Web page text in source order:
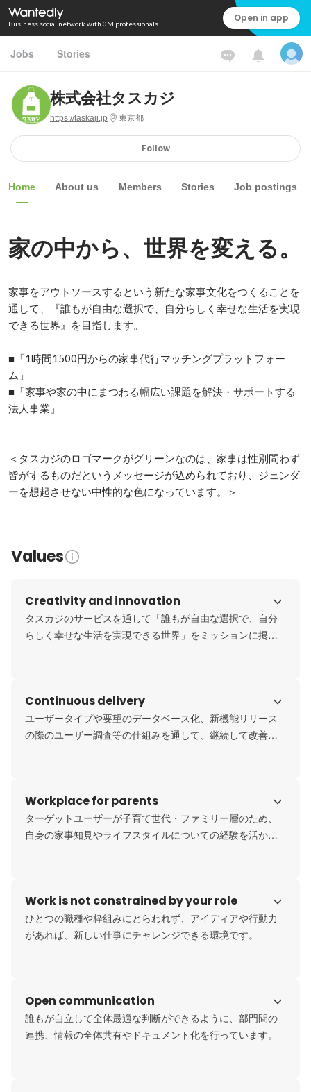
Business social network with 0M professionals Open in app
Jobs Stories
株式会社タスカジ
https://taskaji.jp 東京都
Follow
Home About us Members Stories Job postings
家の中から、世界を変える。
家事をアウトソースするという新たな家事文化をつくることを
通して、『誰もが自由な選択で、自分らしく幸せな生活を実現
できる世界』を目指します。
■「1時間1500円からの家事代行マッチングプラットフォー
ム」
■「家事や家の中にまつわる幅広い課題を解決・サポートする
法人事業」
＜タスカジのロゴマークがグリーンなのは、家事は性別問わず
皆がするものだというメッセージが込められており、ジェンダ
ーを想起させない中性的な色になっています。＞
Values
Creativity and innovation
タスカジのサービスを通して「誰もが自由な選択で、自分
らしく幸せな生活を実現できる世界」をミッションに掲
Continuous delivery
ユーザータイプや要望のデータベース化、新機能リリース
の際のユーザー調査等の仕組みを通して、継続して改善プ
Workplace for parents
ターゲットユーザーが子育て世代・ファミリー層のため、
自身の家事知見やライフスタイルについての経験を活かし
Work is not constrained by your role
ひとつの職種や枠組みにとらわれず、アイディアや行動力
があれば、新しい仕事にチャレンジできる環境です。
Open communication
誰もが自立して全体最適な判断ができるように、部門間の
連携、情報の全体共有やドキュメント化を行っています。